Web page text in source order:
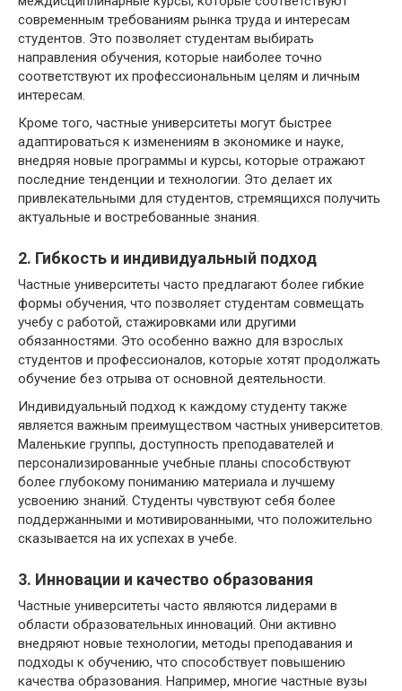
современным требованиям рынка труда и интересам
студентов. Это позволяет студентам выбирать
направления обучения, которые наиболее точно
соответствуют их профессиональным целям и личным
интересам.
Кроме того, частные университеты могут быстрее
адаптироваться к изменениям в экономике и науке,
внедряя новые программы и курсы, которые отражают
последние тенденции и технологии. Это делает их
привлекательными для студентов, стремящихся получить
актуальные и востребованные знания.
2. Гибкость и индивидуальный подход
Частные университеты часто предлагают более гибкие
формы обучения, что позволяет студентам совмещать
учебу с работой, стажировками или другими
обязанностями. Это особенно важно для взрослых
студентов и профессионалов, которые хотят продолжать
обучение без отрыва от основной деятельности.
Индивидуальный подход к каждому студенту также
является важным преимуществом частных университетов.
Маленькие группы, доступность преподавателей и
персонализированные учебные планы способствуют
более глубокому пониманию материала и лучшему
усвоению знаний. Студенты чувствуют себя более
поддержанными и мотивированными, что положительно
сказывается на их успехах в учебе.
3. Инновации и качество образования
Частные университеты часто являются лидерами в
области образовательных инноваций. Они активно
внедряют новые технологии, методы преподавания и
подходы к обучению, что способствует повышению
качества образования. Например, многие частные вузы